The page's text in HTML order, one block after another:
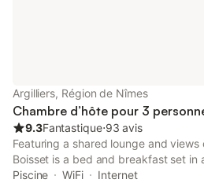
Argilliers, Région de Nîmes
Chambre d’hôte pour 3
9.3Fantastique⋅93 avis
Featuring a shared lounge and
Boisset is a bed and breakfast set in
Argilliers, 30 km from Avignon
Piscine WiFi
Internet